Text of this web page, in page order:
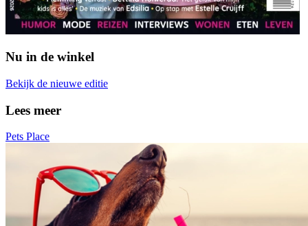
Nu in de winkel
Bekijk de nieuwe editie
Lees meer
Pets Place